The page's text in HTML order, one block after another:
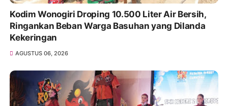
Kodim Wonogiri Droping 10.500 Liter Air Bersih,
Ringankan Beban Warga Basuhan yang Dilanda
Kekeringan
AGUSTUS 06, 2026